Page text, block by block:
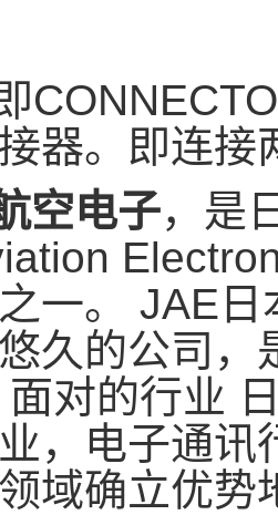
器。即连
空电子，是
一。 JAE
久的公司
对的行业
，电子通讯
域确立优势